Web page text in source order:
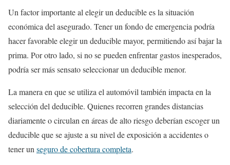
Un factor importante al elegir un deducible es la situación
económica del asegurado. Tener un fondo de emergencia podría
hacer favorable elegir un deducible mayor, permitiendo así bajar la
prima. Por otro lado, si no se pueden enfrentar gastos inesperados,
podría ser más sensato seleccionar un deducible menor.
La manera en que se utiliza el automóvil también impacta en la
selección del deducible. Quienes recorren grandes distancias
diariamente o circulan en áreas de alto riesgo deberían escoger un
deducible que se ajuste a su nivel de exposición a accidentes o
tener un seguro de cobertura completa.